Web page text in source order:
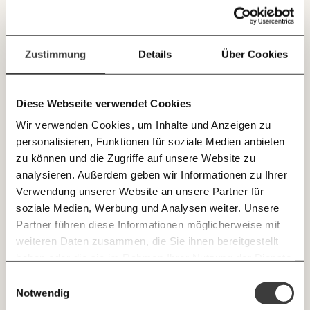
Zustimmung Details Über Cookies
Diese Webseite verwendet Cookies
Wir verwenden Cookies, um Inhalte und Anzeigen zu
personalisieren, Funktionen für soziale Medien anbieten
zu können und die Zugriffe auf unsere Website zu
analysieren. Außerdem geben wir Informationen zu Ihrer
Verwendung unserer Website an unsere Partner für
soziale Medien, Werbung und Analysen weiter. Unsere
Partner führen diese Informationen möglicherweise mit
weiteren Daten zusammen, die Sie ihnen bereitgestellt
Notwendig
JETZT
EINFACH
TEILEN.
E-Mail Whatsapp
Telegram Messenger
Fragen und Antworten.
Ich werde Fördermitglied* …
mit unseren gratis
E-Mail-Newslettern!
Newsletter des Momentum Instituts
Momentum Institut-Weekly:Ein Mal pro
GEMERKTE
INHALTE
Inhalte
facto Lohnkürzung
Die geplante Erhöhung der
Arbeitslosenversicherungsbeiträge im Zuge der
Budgetsanierung trifft vor allem jene, die ohnehin schon
wenig bezahlt bekommen. Eine neue Auswertung des
Momentum Instituts zeigt: Besonders Frauen und
Geringbezahlte müssen mit spürbaren
Einkommensverlusten rechnen. Selbst für viele Vollzeit-
Beschäftigte bedeutet die Maßnahme de facto eine
Lohnkürzung.
ARBEIT